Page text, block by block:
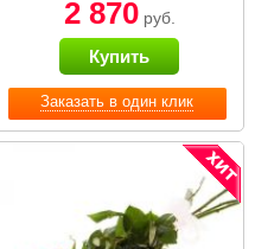
Заказать в один клик
2 870руб.
Купить